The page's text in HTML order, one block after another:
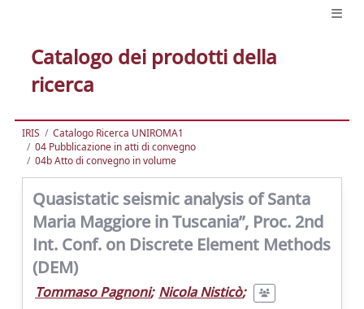
Catalogo dei prodotti della
ricerca
IRIS
Catalogo Ricerca UNIROMA1
04 Pubblicazione in atti di convegno
04b Atto di convegno in volume
Quasistatic seismic analysis of Santa
Maria Maggiore in Tuscania”, Proc. 2nd
Int. Conf. on Discrete Element Methods
(DEM)
Tommaso Pagnoni; Nicola Nisticò;